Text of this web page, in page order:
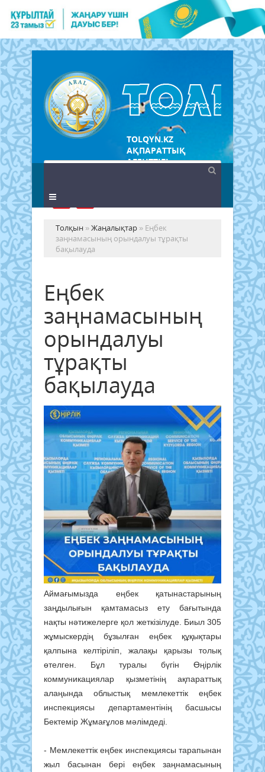
TOLQYN.KZ
АҚПАРАТТЫҚ
АГЕНТТІГІ
Толқын »Жаңалықтар » Еңбек
заңнамасының орындалуы тұрақты
бақылауда
Еңбек
заңнамасының
орындалуы
тұрақты
бақылауда
Аймағымызда еңбек қатынастарының
заңдылығын қамтамасыз ету бағытында
нақты нәтижелерге қол жеткізілуде. Биыл 305
жұмыскердің бұзылған еңбек құқықтары
қалпына келтіріліп, жалақы қарызы толық
өтелген. Бұл туралы бүгін Өңірлік
коммуникациялар қызметінің ақпараттық
алаңында облыстық мемлекеттік еңбек
инспекциясы департаментінің басшысы
Бектемір Жұмағұлов мәлімдеді.
- Мемлекеттік еңбек инспекциясы тарапынан
жыл басынан бері еңбек заңнамасының